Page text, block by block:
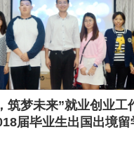
生体验纯正的英国课堂，
筑梦未来”就业创业工
届毕业生出国出境